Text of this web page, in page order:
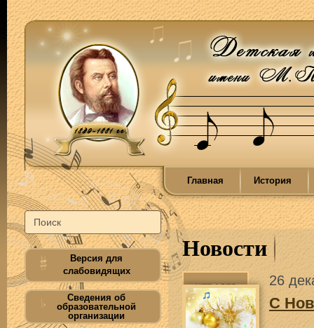
Главная История
Версия для
слабовидящих
Сведения об
образовательной
организации
Новости
26
С